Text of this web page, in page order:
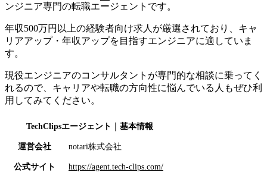
ンジニア専門の転職エージェントです。
年収500万円以上の経験者向け求人が厳選されており、 キャ
リアアップ・年収アップを目指すエンジニアに適していま
す。
現役エンジニアのコンサルタントが専門的な相談に乗ってく
れるので、キャリアや転職の方向性に悩んでいる人もぜひ利
用してみてください。
TechClipsエージェント ｜基本情報
運営会社 notari株式会社
公式サイト https://agent.tech-clips.com/